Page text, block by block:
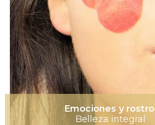
Emociones y rostro
Belleza integral